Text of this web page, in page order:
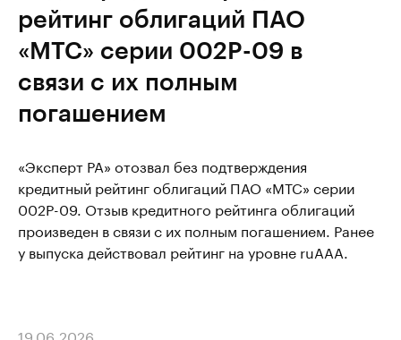
рейтинг облигаций ПАО
«МТС» серии 002P-09 в
связи с их полным
погашением
«Эксперт РА» отозвал без подтверждения
кредитный рейтинг облигаций ПАО «МТС» серии
002P-09. Отзыв кредитного рейтинга облигаций
произведен в связи с их полным погашением. Ранее
у выпуска действовал рейтинг на уровне ruAAA.
19.06.2026